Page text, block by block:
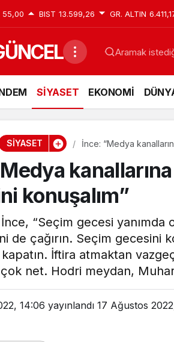
55,00 BIST 13.599,26 GR. ALTIN
Aramak
SİYASET EKONOMİ
SİYASET İnce: “Medya
konuşalım”
“Seçim gecesi yanımda
de çağırın. Seçim gecesini
kapatın. İftira atmaktan
net. Hodri meydan,
14:06 yayınlandı 17 Ağustos